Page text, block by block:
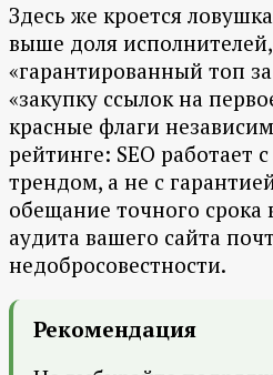
Здесь же кроется
выше доля
«гарантированный топ
«закупку ссылок на
красные флаги
рейтинге: SEO работает
трендом, а не с
обещание точного срока
аудита вашего сайта
недобросовестности.
Рекомендация